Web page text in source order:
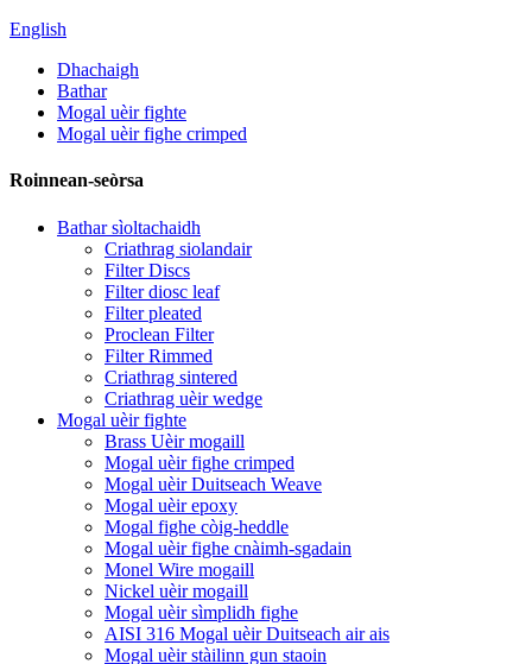
English
Dhachaigh
Bathar
Mogal uèir fighte
Mogal uèir fighe crimped
Roinnean-seòrsa
Bathar sìoltachaidh
Criathrag siolandair
Filter Discs
Filter diosc leaf
Filter pleated
Proclean Filter
Filter Rimmed
Criathrag sintered
Criathrag uèir wedge
Mogal uèir fighte
Brass Uèir mogaill
Mogal uèir fighe crimped
Mogal uèir Duitseach Weave
Mogal uèir epoxy
Mogal fighe còig-heddle
Mogal uèir fighe cnàimh-sgadain
Monel Wire mogaill
Nickel uèir mogaill
Mogal uèir sìmplidh fighe
AISI 316 Mogal uèir Duitseach air ais
Mogal uèir stàilinn gun staoin